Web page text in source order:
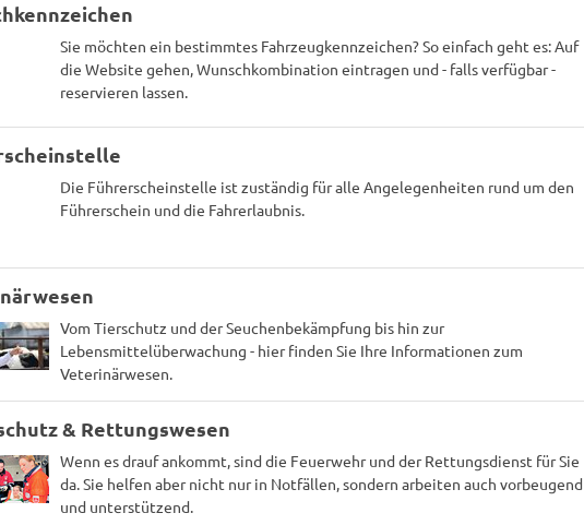
Sie möchten ein bestimmtes Fahrzeugkennzeichen? So einfach geht es: Auf
die Website gehen, Wunschkombination eintragen und - falls verfügbar -
reservieren lassen.
Die Führerscheinstelle ist zuständig für alle Angelegenheiten rund um den
Führerschein und die Fahrerlaubnis.
Vom Tierschutz und der Seuchenbekämpfung bis hin zur
Lebensmittelüberwachung - hier finden Sie Ihre Informationen zum
Veterinärwesen.
& Rettungswesen
Wenn es drauf ankommt, sind die Feuerwehr und der Rettungsdienst für Sie
da. Sie helfen aber nicht nur in Notfällen, sondern arbeiten auch vorbeugend
und unterstützend.